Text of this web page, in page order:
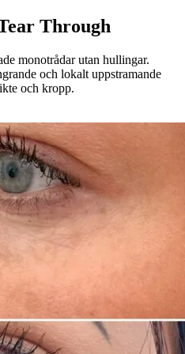
Through
monotrådar utan hullingar.
och lokalt uppstramande
och kropp.